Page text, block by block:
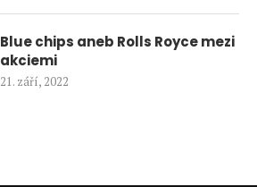
Blue chips aneb Rolls Royce mezi
akciemi
21. září, 2022